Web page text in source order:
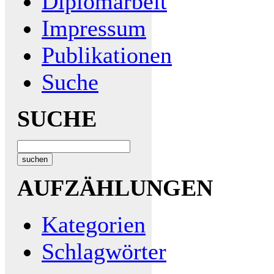
Impressum
Publikationen
Suche
SUCHE
AUFZÄHLUNGEN
Kategorien
Schlagwörter